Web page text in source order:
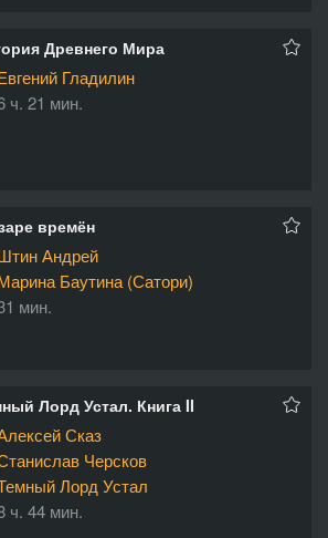
Древнего Мира
Гладилин
ч. 21 мин.
времён
Андрей
Баутина (Сатори)
мин.
Лорд Устал. Книга II
Сказ
Черсков
Лорд Устал
ч. 44 мин.